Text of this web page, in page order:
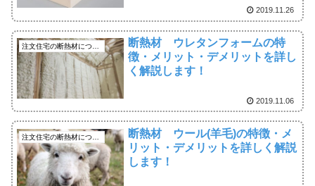
2019.11.26
注文住宅の断熱材について
断熱材 ウレタンフォームの特
徴・メリット・デメリットを詳し
く解説します！
2019.11.06
断熱材 ウール(羊毛)の特徴・メ
リット・デメリットを詳しく解説
します！